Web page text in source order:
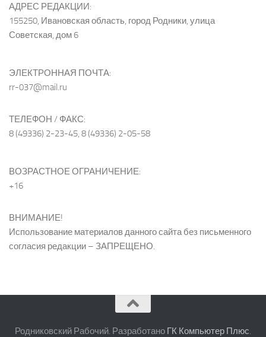
АДРЕС РЕДАКЦИИ:
155250, Ивановская область, город Родники, улица
Советская, дом 6
ЭЛЕКТРОННАЯ ПОЧТА:
rr-037@mail.ru
ТЕЛЕФОН / ФАКС:
8 (49336) 2-23-45, 8 (49336) 2-05-58
ВОЗРАСТНОЕ ОГРАНИЧЕНИЕ:
+16
ВНИМАНИЕ!
Использование материалов данного сайта без письменного
согласия редакции – ЗАПРЕЩЕНО.
Родниковский Рабочий. Разработано ГК Компьютер Плюс.